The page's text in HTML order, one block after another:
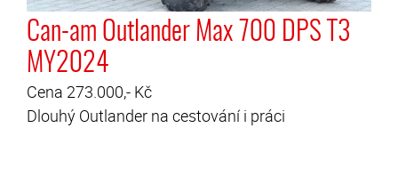
Can-am Outlander Max 700 DPS T3
MY2024
Cena 273.000,- Kč
Dlouhý Outlander na cestování i práci